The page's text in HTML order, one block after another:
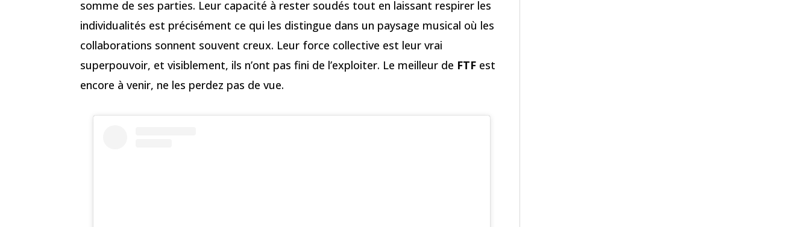
somme de ses parties. Leur capacité à rester soudés tout en laissant respirer les
individualités est précisément ce qui les distingue dans un paysage musical où les
collaborations sonnent souvent creux. Leur force collective est leur vrai
superpouvoir, et visiblement, ils n’ont pas fini de l’exploiter. Le meilleur de FTF est
encore à venir, ne les perdez pas de vue.